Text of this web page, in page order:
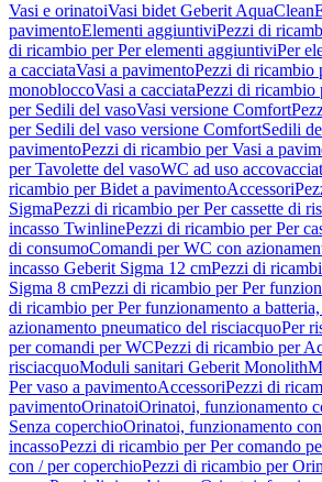
Vasi e orinatoiVasi bidet Geberit AquaClean
pavimentoElementi aggiuntiviPezzi di
di ricambio per Per elementi aggiuntiviPer
a cacciataVasi a pavimentoPezzi di ricambio
monobloccoVasi a cacciataPezzi di ricambio
per Sedili del vasoVasi versione Comfort
per Sedili del vaso versione ComfortSedili
pavimentoPezzi di ricambio per Vasi a
per Tavolette del vasoWC ad uso
ricambio per Bidet a pavimentoAccessori
SigmaPezzi di ricambio per Per cassette di
incasso TwinlinePezzi di ricambio per Per
di consumoComandi per WC con
incasso Geberit Sigma 12 cmPezzi di
Sigma 8 cmPezzi di ricambio per Per
di ricambio per Per funzionamento a
azionamento pneumatico del risciacquoPer
per comandi per WCPezzi di ricambio per
risciacquoModuli sanitari Geberit Monolith
Per vaso a pavimentoAccessoriPezzi di
pavimentoOrinatoiOrinatoi, funzionamento
Senza coperchioOrinatoi, funzionamento
incassoPezzi di ricambio per Per comando
con / per coperchioPezzi di ricambio per